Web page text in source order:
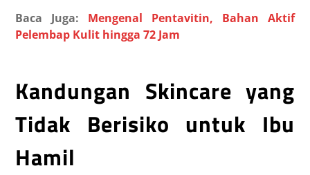
Baca Juga: Mengenal Pentavitin, Bahan Aktif
Pelembap Kulit hingga 72 Jam
Kandungan Skincare yang
Tidak Berisiko untuk Ibu
Hamil